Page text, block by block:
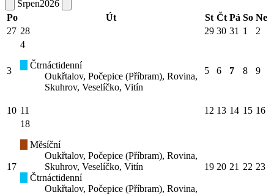
Srpen2026
Po
Út St Čt Pá So Ne
27 28 29 30 31 1 2
3
4
Čtrnáctidenní
Oukřtalov, Počepice (Příbram), Rovina,
Skuhrov, Veselíčko, Vitín
5 6 7 8 9
10 11 12 13 14 15 16
17
18
Měsíční
Oukřtalov, Počepice (Příbram), Rovina,
Skuhrov, Veselíčko, Vitín
Čtrnáctidenní
Oukřtalov, Počepice (Příbram), Rovina,
19 20 21 22 23